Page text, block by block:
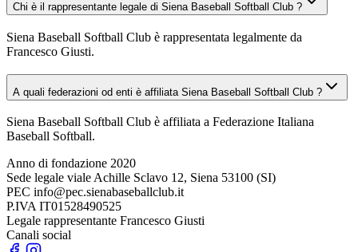
Chi è il rappresentante legale di Siena Baseball Softball Club ?
Siena Baseball Softball Club è rappresentata legalmente da
Francesco Giusti.
A quali federazioni od enti è affiliata Siena Baseball Softball Club ?
Siena Baseball Softball Club è affiliata a Federazione Italiana
Baseball Softball.
Anno di fondazione 2020
Sede legale viale Achille Sclavo 12, Siena 53100 (SI)
PEC info@pec.sienabaseballclub.it
P.IVA IT01528490525
Legale rappresentante Francesco Giusti
Canali social